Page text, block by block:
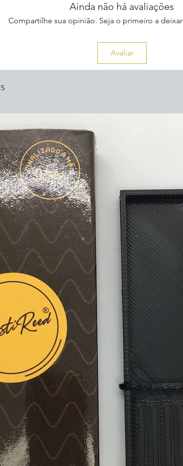
Ainda não há avaliações
Compartilhe sua opinião. Seja o primeiro a
Avaliar